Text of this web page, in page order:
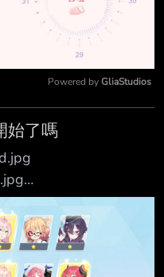
Powered by GliaStudios
始了嗎
欸不是 200抽13彩
娘最近7次盃賽 拿了
我下禮拜還
爆 祝大家都當歐洲人